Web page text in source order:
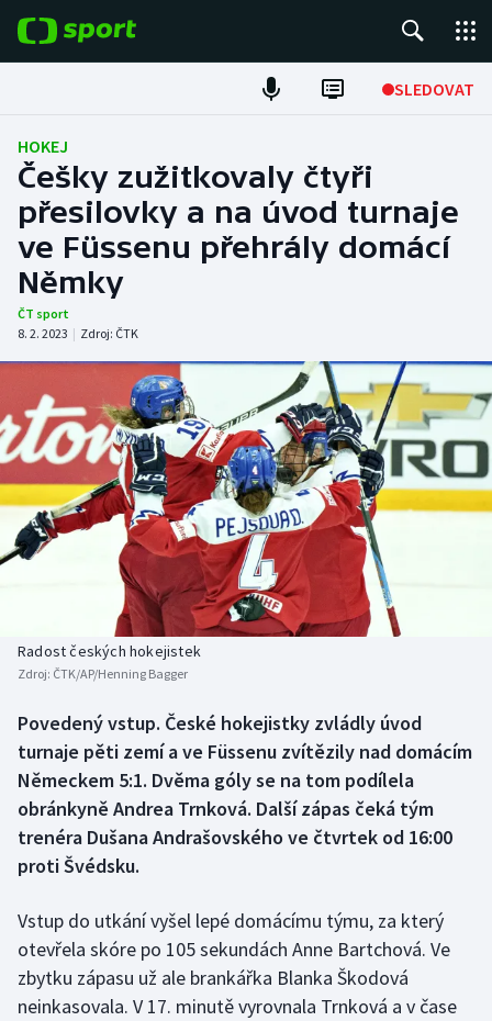
SLEDOVAT
Fotbal
Hokej
Tenis
Atletika
DALŠÍ SPORTY
Americký fotbal
Baseball a softbal
Boby a skeleton
Box
Curling
Dostihy
Florbal
Futsal
Golf
NEPŘEHLÉDNĚTE
Soutěže
Historické návraty
Aplikace ČT sport
AZ kvíz
HOKEJ
Češky zužitkovaly čtyři
přesilovky a na úvod turnaje
ve Füssenu přehrály domácí
Němky
ČT sport
8. 2. 2023 | Zdroj: ČTK
Radost českých hokejistek
Zdroj: ČTK/AP/Henning Bagger
Povedený vstup. České hokejistky zvládly úvod
turnaje pěti zemí a ve Füssenu zvítězily nad domácím
Německem 5:1. Dvěma góly se na tom podílela
obránkyně Andrea Trnková. Další zápas čeká tým
trenéra Dušana Andrašovského ve čtvrtek od 16:00
proti Švédsku.
Vstup do utkání vyšel lepé domácímu týmu, za který
otevřela skóre po 105 sekundách Anne Bartchová. Ve
zbytku zápasu už ale brankářka Blanka Škodová
neinkasovala. V 17. minutě vyrovnala Trnková a v čase